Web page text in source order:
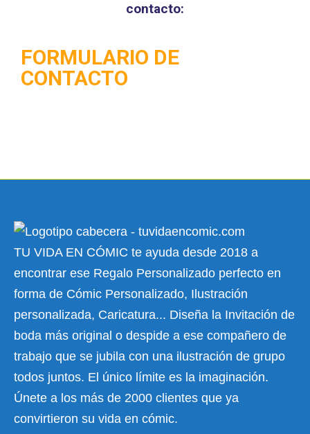
contacto:
FORMULARIO DE
CONTACTO
TU VIDA EN CÓMIC te ayuda desde 2018 a
encontrar ese Regalo Personalizado perfecto en
forma de Cómic Personalizado, Ilustración
personalizada, Caricatura... Diseña la Invitación de
boda más original o despide a ese compañero de
trabajo que se jubila con una ilustración de grupo
todos juntos. El único límite es la imaginación.
Únete a los más de 2000 clientes que ya
convirtieron su vida en cómic.